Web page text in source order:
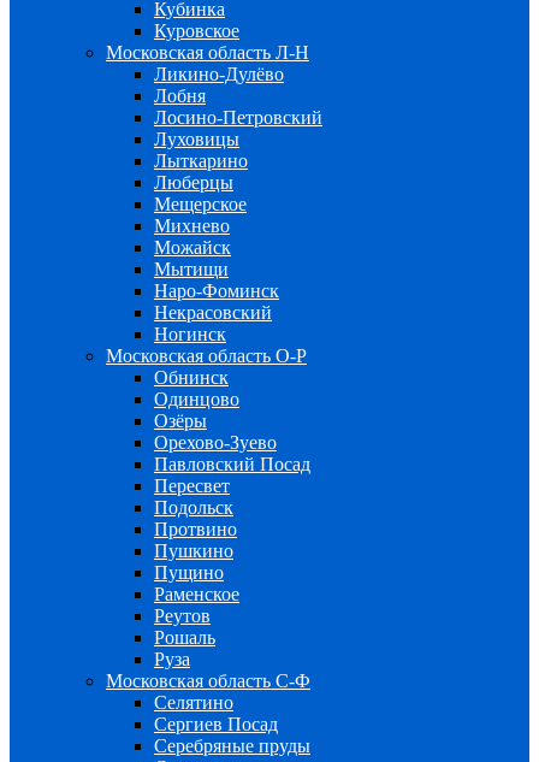
Кубинка
Куровское
Московская область Л-Н
Ликино-Дулёво
Лобня
Лосино-Петровский
Луховицы
Лыткарино
Люберцы
Мещерское
Михнево
Можайск
Мытищи
Наро-Фоминск
Некрасовский
Ногинск
Московская область О-Р
Обнинск
Одинцово
Озёры
Орехово-Зуево
Павловский Посад
Пересвет
Подольск
Протвино
Пушкино
Пущино
Раменское
Реутов
Рошаль
Руза
Московская область С-Ф
Селятино
Сергиев Посад
Серебряные пруды